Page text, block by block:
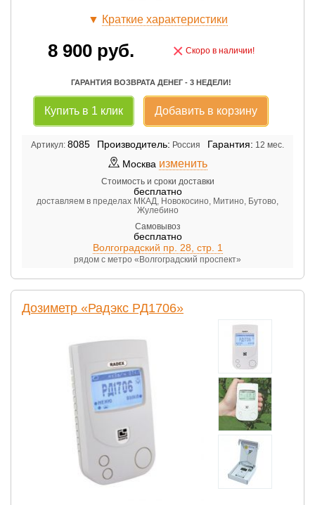
▼ Краткие характеристики
8 900 руб. × Скоро в наличии!
ГАРАНТИЯ ВОЗВРАТА ДЕНЕГ - 3 НЕДЕЛИ!
Купить в 1 клик Добавить в корзину
Артикул: 8085 Производитель: Россия Гарантия: 12 мес.
Москва изменить
Стоимость и сроки доставки
бесплатно
доставляем в пределах МКАД, Новокосино, Митино, Бутово,
Жулебино
Самовывоз
бесплатно
Волгоградский пр. 28, стр. 1
рядом с метро «Волгоградский проспект»
Дозиметр «Радэкс РД1706»